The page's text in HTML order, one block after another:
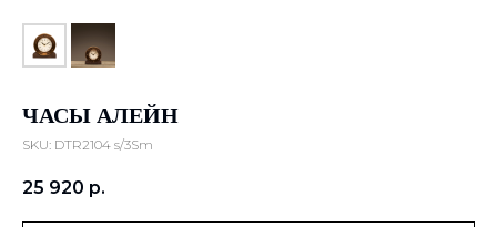
ЧАСЫ АЛЕЙН
SKU: DTR2104 s/3Sm
25 920 р.